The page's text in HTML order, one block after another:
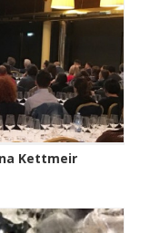
Kettmeir